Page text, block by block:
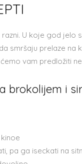
U koje god jelo
smršaju prelaze na
vam predložiti
brokolijem i
pa ga iseckati na